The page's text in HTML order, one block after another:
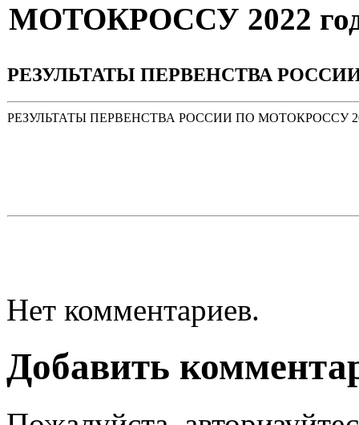
МОТОКРОССУ 2022
РЕЗУЛЬТАТЫ ПЕРВЕНСТВА
РЕЗУЛЬТАТЫ ПЕРВЕНСТВА РОССИИ ПО МОТОКРОССУ
Нет комментариев.
Добавить